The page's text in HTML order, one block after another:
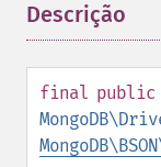
Descrição
final public